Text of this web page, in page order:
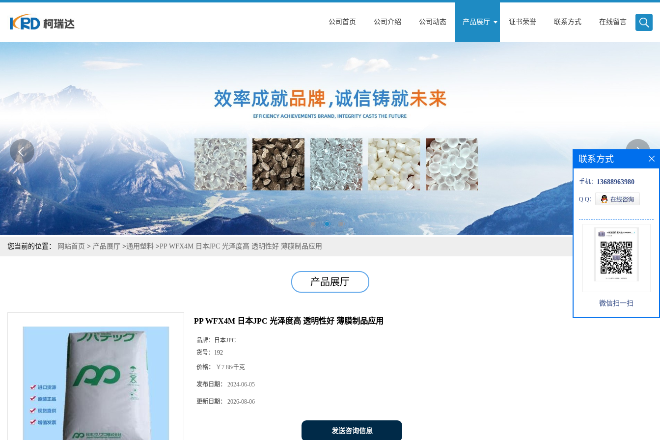
公司首页 公司介绍 公司动态 产品展厅 证书荣誉 联系方式 在线留言
您当前的位置： 网站首页 > 产品展厅 >通用塑料 >PP WFX4M 日本JPC 光泽度高 透明性好 薄膜制品应用
产品展厅
PP WFX4M 日本JPC 光泽度高 透明性好 薄膜制品应用
品牌：
日本JPC
货号： 192
价格： ￥7.86/千克
发布日期： 2024-06-05
更新日期： 2026-08-06
发送咨询信息
联系方式
手机： 13688963980
Q Q：
微信扫一扫